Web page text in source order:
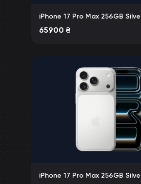
iPhone 17 Pro Max 256GB
65900 ₴
iPhone 17 Pro Max 256GB